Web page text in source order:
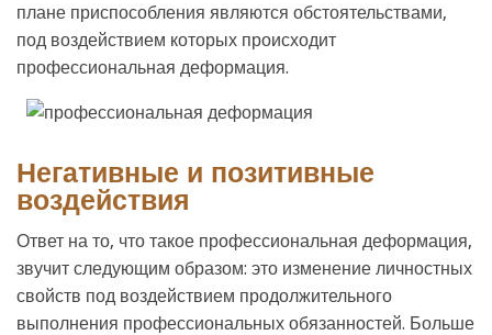
плане приспособления являются обстоятельствами,
под воздействием которых происходит
профессиональная деформация.
Негативные и позитивные
воздействия
Ответ на то, что такое профессиональная деформация,
звучит следующим образом: это изменение личностных
свойств под воздействием продолжительного
выполнения профессиональных обязанностей. Больше